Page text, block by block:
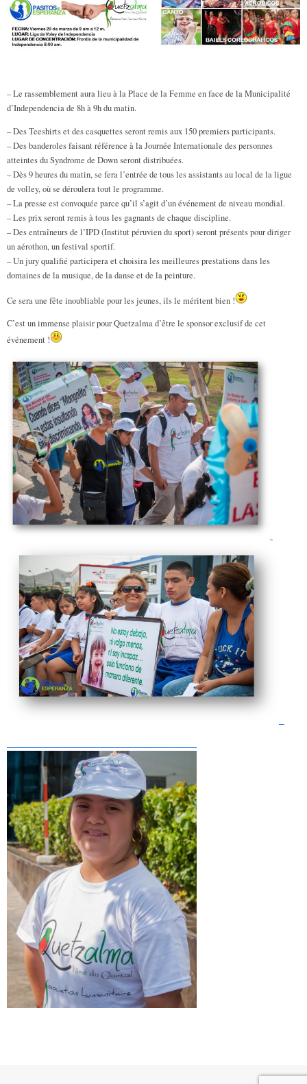
– Le rassemblement aura lieu à la Place de la Femme en face de la Municipalité
d’Independencia de 8h à 9h du matin.
– Des Teeshirts et des casquettes seront remis aux 150 premiers participants.
– Des banderoles faisant référence à la Journée Internationale des personnes
atteintes du Syndrome de Down seront distribuées.
– Dès 9 heures du matin, se fera l’entrée de tous les assistants au local de la ligue
de volley, où se déroulera tout le programme.
– La presse est convoquée parce qu’il s’agit d’un événement de niveau mondial.
– Les prix seront remis à tous les gagnants de chaque discipline.
– Des entraîneurs de l’IPD (Institut péruvien du sport) seront présents pour diriger
un aérothon, un festival sportif.
– Un jury qualifié participera et choisira les meilleures prestations dans les
domaines de la musique, de la danse et de la peinture.
Ce sera une fête inoubliable pour les jeunes, ils le méritent bien !
C’est un immense plaisir pour Quetzalma d’être le sponsor exclusif de cet
événement !